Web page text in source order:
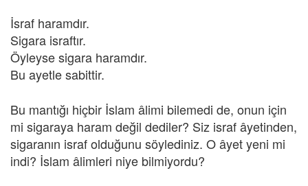
İsraf haramdır.
Sigara israftır.
Öyleyse sigara haramdır.
Bu ayetle sabittir.
Bu mantığı hiçbir İslam âlimi bilemedi de, onun için
mi sigaraya haram değil dediler? Siz israf âyetinden,
sigaranın israf olduğunu söylediniz. O âyet yeni mi
indi? İslam âlimleri niye bilmiyordu?